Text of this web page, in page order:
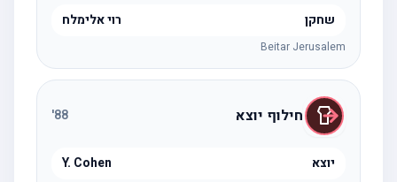
שחקן רוי אלימלח
Beitar Jerusalem
חילוף יוצא 88
'
יוצא Y. Cohen